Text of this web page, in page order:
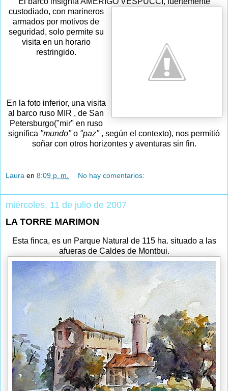
custodiado, con marineros
armados por motivos de
seguridad, solo permite su
visita en un horario
restringido.
En la foto inferior, una visita
al barco ruso MIR , de San
Petersburgo("mir" en ruso
significa "mundo"o "paz", según el contexto), nos permitió
soñar con otros horizontes y aventuras sin fin.
Laura en 8:09 p. m. No hay comentarios:
miércoles, 11 de julio de 2007
LA TORRE MARIMON
Esta finca, es un Parque Natural de 115 ha. situado a las
afueras de Caldes de Montbui.